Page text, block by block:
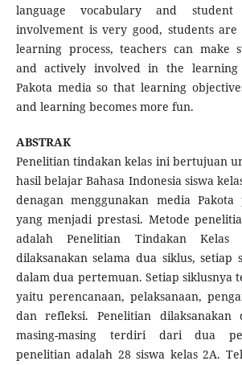
language vocabulary and
involvement is very good, students
learning process, teachers can make
and actively involved in the learning
Pakota media so that learning
and learning becomes more fun.
ABSTRAK
Penelitian tindakan kelas ini bertujuan
hasil belajar Bahasa Indonesia siswa
denagan menggunakan media
yang menjadi prestasi. Metode
adalah Penelitian Tindakan Kelas
dilaksanakan selama dua siklus, setiap
dalam dua pertemuan. Setiap siklusnya
yaitu perencanaan, pelaksanaan,
dan refleksi. Penelitian dilaksanakan
masing-masing terdiri dari dua
penelitian adalah 28 siswa kelas 2A.